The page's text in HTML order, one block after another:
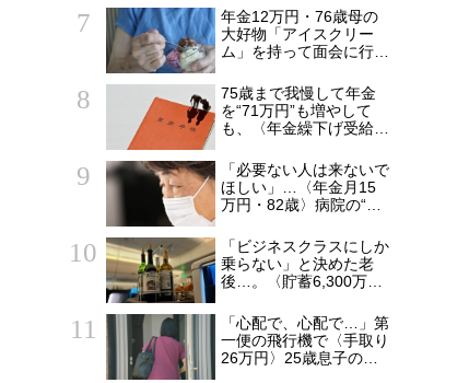
出した日。きっかけは
66歳母の「背筋の凍る
一言」
年金12万円・76歳母の
大好物「アイスクリー
ム」を持って面会に行っ
からの家路、モヤモヤが
収まらなかったワケ
75歳まで我慢して年金
を“71万円”も増やして
も、〈年金繰下げ受給〉
偶者が年下の人」「定年
後も働く人」「特別な年
金を受け取れる人」
【CFPが解説】
「必要ない人は来ないで
ほしい」…〈年金月15
万円・82歳〉病院の“常
られた20代会社員の本
音。それでも通い続ける
理由
「ビジネスクラスにしか
乗らない」と決めた老
後…。〈貯蓄6,300万
国後に募った後悔
「心配で、心配で…」第
一便の飛行機で〈手取り
26万円〉25歳息子のア